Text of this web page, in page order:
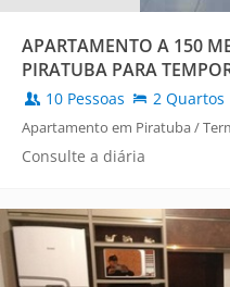
APARTAMENTO A 150
PIRATUBA PARA
10 Pessoas 2 Quartos
Apartamento em Piratuba /
Consulte a diária